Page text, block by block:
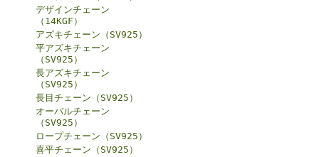
デザインチェーン
（14KGF）
アズキチェーン（SV925）
平アズキチェーン
（SV925）
長アズキチェーン
（SV925）
長目チェーン（SV925）
オーバルチェーン
（SV925）
ロープチェーン（SV925）
喜平チェーン（SV925）